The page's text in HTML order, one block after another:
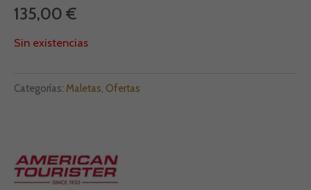
135,00 €
Sin existencias
Categorías: Maletas Ofertas